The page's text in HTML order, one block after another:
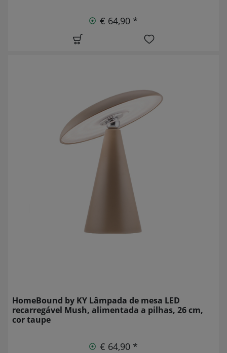
€ 64,90 *
HomeBound by KY Lâmpada de mesa LED
recarregável Mush, alimentada a pilhas, 26 cm,
cor taupe
€ 64,90 *